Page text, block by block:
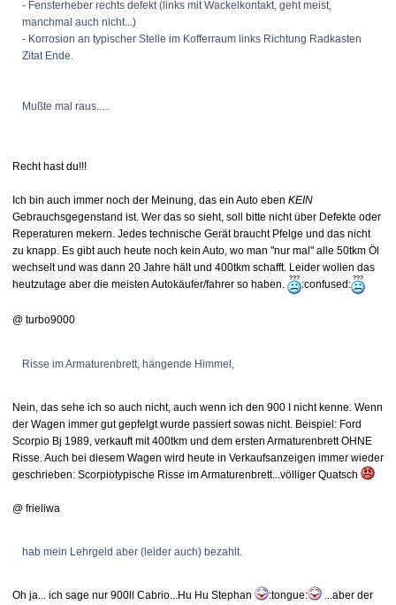
- Fensterheber rechts defekt (links mit Wackelkontakt, geht meist,
manchmal auch nicht...)
- Korrosion an typischer Stelle im Kofferraum links Richtung Radkasten
Zitat Ende.
Mußte mal raus.....
Recht hast du!!!
Ich bin auch immer noch der Meinung, das ein Auto eben KEIN
Gebrauchsgegenstand ist. Wer das so sieht, soll bitte nicht über Defekte oder
Reperaturen mekern. Jedes technische Gerät braucht Pfelge und das nicht
zu knapp. Es gibt auch heute noch kein Auto, wo man "nur mal" alle 50tkm Öl
wechselt und was dann 20 Jahre hält und 400tkm schafft. Leider wollen das
heutzutage aber die meisten Autokäufer/fahrer so haben.
:confused:
@ turbo9000
Risse im Armaturenbrett, hängende Himmel,
Nein, das sehe ich so auch nicht, auch wenn ich den 900 I nicht kenne. Wenn
der Wagen immer gut gepfelgt wurde passiert sowas nicht. Beispiel: Ford
Scorpio Bj 1989, verkauft mit 400tkm und dem ersten Armaturenbrett OHNE
Risse. Auch bei diesem Wagen wird heute in Verkaufsanzeigen immer wieder
geschrieben: Scorpiotypische Risse im Armaturenbrett...völliger Quatsch
@ frieliwa
hab mein Lehrgeld aber (leider auch) bezahlt.
Oh ja... ich sage nur 900ll Cabrio...Hu Hu Stephan :tongue:
...aber der